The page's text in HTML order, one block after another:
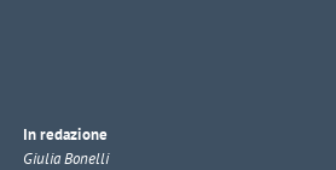
In redazione
Giulia Bonelli